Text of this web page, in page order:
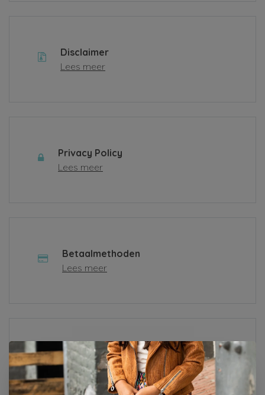
Disclaimer
Lees meer
Privacy Policy
Lees meer
Betaalmethoden
Lees meer
Over ons
Lees meer